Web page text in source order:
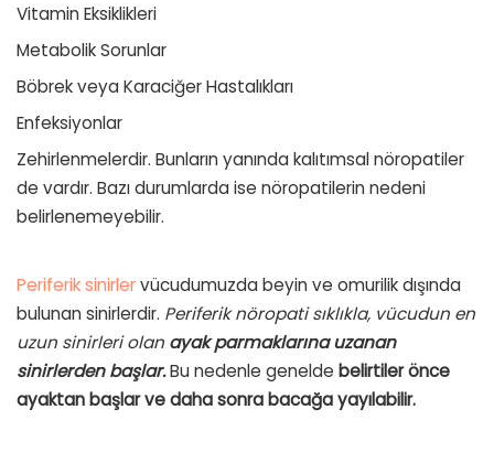
Vitamin Eksiklikleri
Metabolik Sorunlar
Böbrek veya Karaciğer Hastalıkları
Enfeksiyonlar
Zehirlenmelerdir. Bunların yanında kalıtımsal nöropatiler
de vardır. Bazı durumlarda ise nöropatilerin nedeni
belirlenemeyebilir.
Periferik sinirlervücudumuzda beyin ve omurilik dışında
bulunan sinirlerdir. Periferik nöropati sıklıkla, vücudun en
uzun sinirleri olan ayak parmaklarına uzanan
sinirlerden başlar.Bu nedenle genelde belirtiler önce
ayaktan başlar ve daha sonra bacağa yayılabilir.